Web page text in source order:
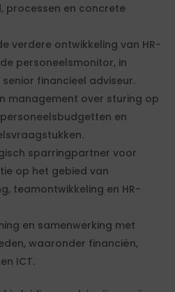
processen en concrete
verdere ontwikkeling van HR-
personeelsmonitor, in
financieel adviseur.
management over sturing op
en
sparringpartner voor
op het gebied van
teamontwikkeling en HR-
en samenwerking met
waaronder financiën,
ICT.